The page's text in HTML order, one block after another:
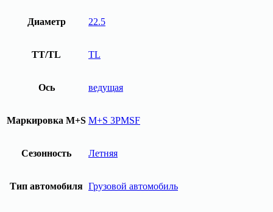
Диаметр 22.5
TT/TL TL
Ось ведущая
Маркировка M+S M+S 3PMSF
Сезонность Летняя
Тип автомобиля Грузовой автомобиль